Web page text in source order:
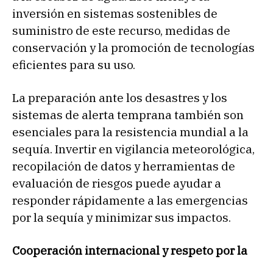
inversión en sistemas sostenibles de
suministro de este recurso, medidas de
conservación y la promoción de tecnologías
eficientes para su uso.
La preparación ante los desastres y los
sistemas de alerta temprana también son
esenciales para la resistencia mundial a la
sequía. Invertir en vigilancia meteorológica,
recopilación de datos y herramientas de
evaluación de riesgos puede ayudar a
responder rápidamente a las emergencias
por la sequía y minimizar sus impactos.
Cooperación internacional y respeto por la